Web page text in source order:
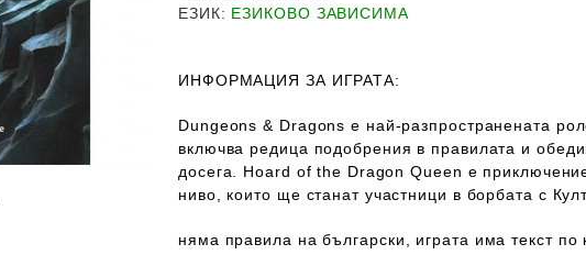
ЕЗИК: ЕЗИКОВО ЗАВИСИМА
ИНФОРМАЦИЯ ЗА ИГРАТА:
Dungeons & Dragons e най-разпространената
включва редица подобрения в правилата и
досега. Hoard of the Dragon Queen e
ниво, които ще станат участници в борбата с
няма правила на български , играта иматекст по